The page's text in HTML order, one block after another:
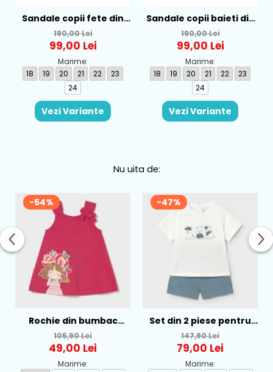
Sandale copii fete din
textil Biomecanics, Roz -
252181-B032
190,00 Lei
99,00 Lei
Marime:
18
19 20 21 22
23
24
Vezi Variante
Sandale copii baieti din
textil Biomecanics,
Albastru - 252175-A089
190,00 Lei
99,00 Lei
Marime:
18
19 20 21 22
23
24
Vezi Variante
Nu uita de:
-54%
Rochie din bumbac
pentru fete Mayoral,
Rosu - 1930-069
105,90 Lei
49,00 Lei
Marime:
-47%
Set din 2 piese pentru
baieti Mayoral, Alb-
Albastru - 1665-31
147,90 Lei
79,00 Lei
Marime: